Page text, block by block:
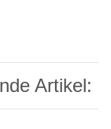
Artikel: